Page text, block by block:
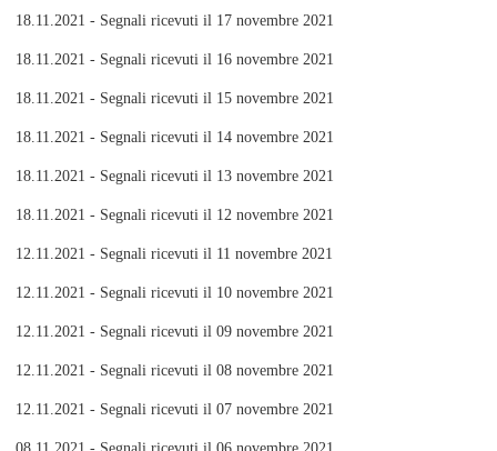
18.11.2021 - Segnali ricevuti il 17 novembre 2021
18.11.2021 - Segnali ricevuti il 16 novembre 2021
18.11.2021 - Segnali ricevuti il 15 novembre 2021
18.11.2021 - Segnali ricevuti il 14 novembre 2021
18.11.2021 - Segnali ricevuti il 13 novembre 2021
18.11.2021 - Segnali ricevuti il 12 novembre 2021
12.11.2021 - Segnali ricevuti il 11 novembre 2021
12.11.2021 - Segnali ricevuti il 10 novembre 2021
12.11.2021 - Segnali ricevuti il 09 novembre 2021
12.11.2021 - Segnali ricevuti il 08 novembre 2021
12.11.2021 - Segnali ricevuti il 07 novembre 2021
08.11.2021 - Segnali ricevuti il 06 novembre 2021